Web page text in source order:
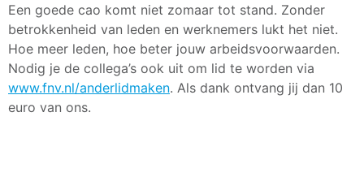
Een goede cao komt niet zomaar tot stand. Zonder
betrokkenheid van leden en werknemers lukt het niet.
Hoe meer leden, hoe beter jouw arbeidsvoorwaarden.
Nodig je de collega’s ook uit om lid te worden via
www.fnv.nl/anderlidmaken. Als dank ontvang jij dan 10
euro van ons.